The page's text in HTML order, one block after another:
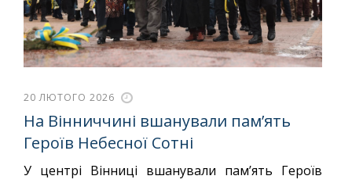
20 ЛЮТОГО 2026
На Вінниччині вшанували памʼять
Героїв Небесної Сотні
У центрі Вінниці вшанували пам’ять Героїв